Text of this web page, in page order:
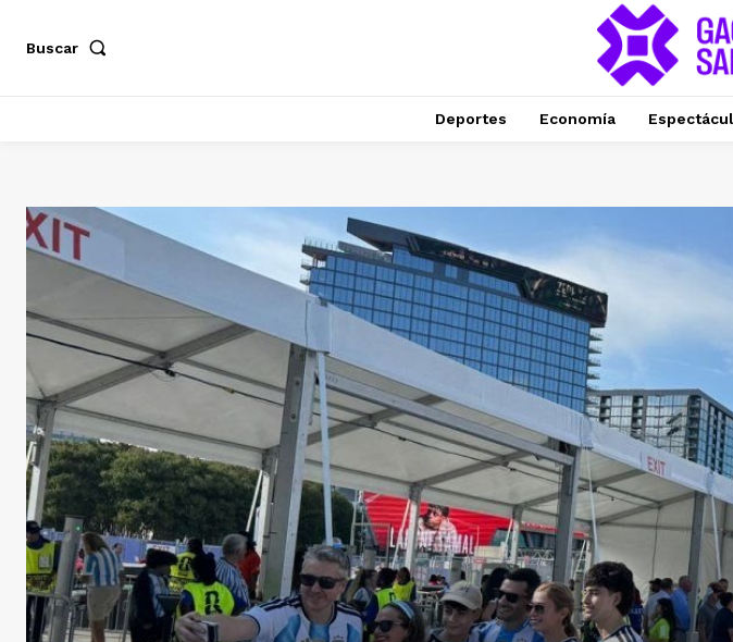
Buscar
Deportes Economía